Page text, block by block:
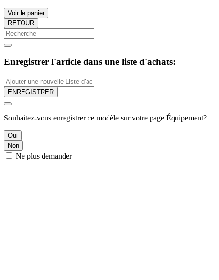
Voir le panier
RETOUR
Enregistrer l'article dans une liste d'achats:
ENREGISTRER
Souhaitez-vous enregistrer ce modèle sur votre page Équipement?
Oui
Non
Ne plus demander